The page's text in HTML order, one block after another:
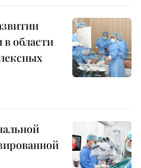
области